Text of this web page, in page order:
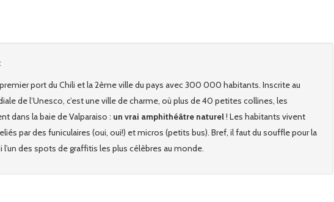
:
port du Chili et la 2ème ville du pays avec 300 000 habitants. Inscrite au
de l’Unesco, c’est une ville de charme, où plus de 40 petites collines, les
dans la baie de Valparaiso : un vrai amphithéâtre naturel! Les habitants vivent
par des funiculaires (oui, oui!) et micros (petits bus). Bref, il faut du souffle pour la
l’un des spots de graffitis les plus célèbres au monde.